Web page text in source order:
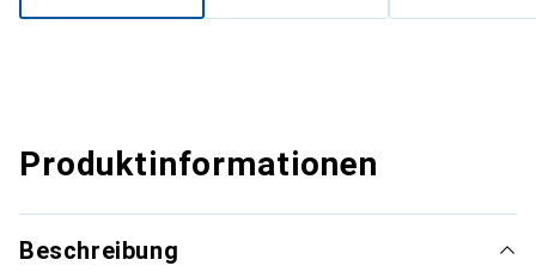
Produktinformationen
Beschreibung